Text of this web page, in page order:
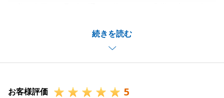
続きを読む
次回、またご利用いただく際はさらにスムーズで分か
りやすいお取引をさせていただけるかと思いますの
で、ご相談事等ございましたら引き続きお気軽にお問
当社をご利用いただきまして誠にありがとうございま
お客様評価 5